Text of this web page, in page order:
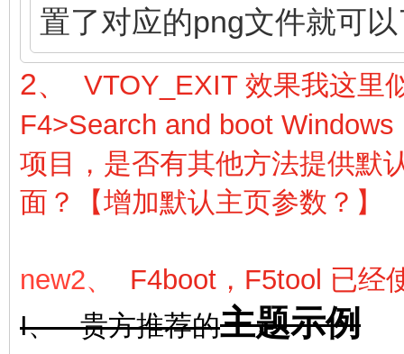
置了对应的png文件就可
2、 VTOY_EXIT 效果我这里
F4>Search and boot
项目，是否有其他方法提
面？【增加默认主页参数？】
new2、
F4boot，F5tool 已经
I、 贵方推荐的主题示例